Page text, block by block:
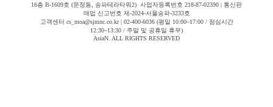
16층 B-1609호 (문정동, 송파테라타워2) 사업자등록번호 218-87-02390 | 통신판
매업 신고번호 제-2024-서울송파-3233호
고객센터 cs_moa@sjmnc.co.kr | 02-400-6036 (평일 10:00~17:00 / 점심시간
12:30~13:30 / 주말 및 공휴일 휴무)
AsiaN. ALL RIGHTS RESERVED